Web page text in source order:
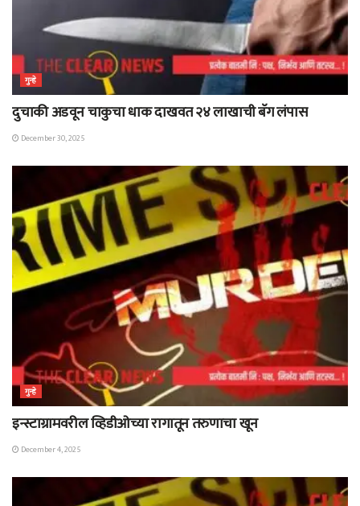
गुन्हे
दुचाकी अडवून चाकुचा धाक दाखवत २४ लाखाची बॅग लंपास
December 30, 2025
गुन्हे
इन्स्टाग्रामवरील व्हिडीओच्या रागातून तरुणाचा खून
December 4, 2025